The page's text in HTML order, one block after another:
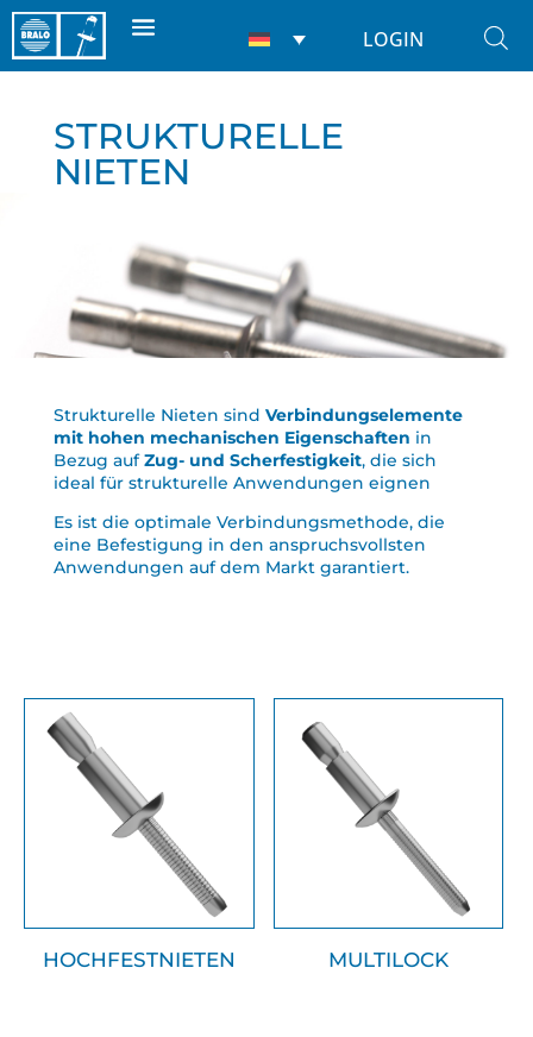
LOGIN
STRUKTURELLE
NIETEN
Strukturelle Nieten sind Verbindungselemente
mit hohen mechanischen Eigenschaften in
Bezug aufZug- und Scherfestigkeit, die sich
ideal für strukturelle Anwendungen eignen
Es ist die optimale Verbindungsmethode, die
eine Befestigung in den anspruchsvollsten
Anwendungen auf dem Markt garantiert.
HOCHFESTNIETEN MULTILOCK